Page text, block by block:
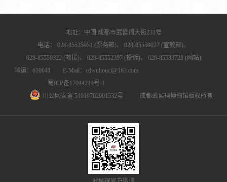
地址：中国.成都市武侯祠大街231号
电话：
028-85535951 (票务部)、
028-85559027 (宣教部)、
028-85550322 (救援)、
028-85552397 (投诉)、
028-85533728 (网站)
邮编：610041 E-Mail：cdwuhouci@163.com
蜀ICP备17044214号-1
川公网安备 51010702001532号
成都武侯祠博物馆版权所有